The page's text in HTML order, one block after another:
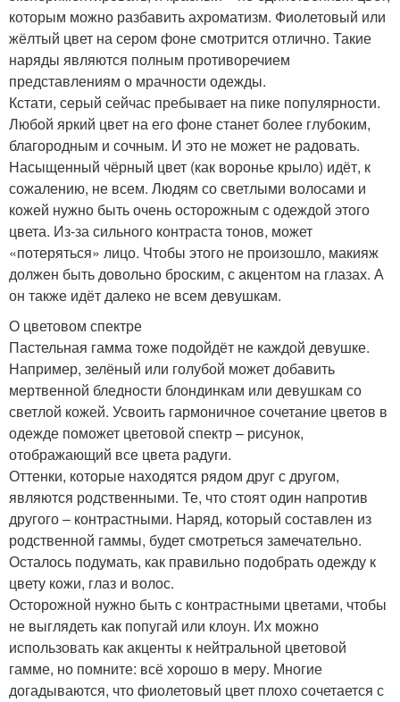
которым можно разбавить ахроматизм. Фиолетовый или
жёлтый цвет на сером фоне смотрится отлично. Такие
наряды являются полным противоречием
представлениям о мрачности одежды.
Кстати, серый сейчас пребывает на пике популярности.
Любой яркий цвет на его фоне станет более глубоким,
благородным и сочным. И это не может не радовать.
Насыщенный чёрный цвет (как воронье крыло) идёт, к
сожалению, не всем. Людям со светлыми волосами и
кожей нужно быть очень осторожным с одеждой этого
цвета. Из-за сильного контраста тонов, может
«потеряться» лицо. Чтобы этого не произошло, макияж
должен быть довольно броским, с акцентом на глазах. А
он также идёт далеко не всем девушкам.
О цветовом спектре
Пастельная гамма тоже подойдёт не каждой девушке.
Например, зелёный или голубой может добавить
мертвенной бледности блондинкам или девушкам со
светлой кожей. Усвоить гармоничное сочетание цветов в
одежде поможет цветовой спектр – рисунок,
отображающий все цвета радуги.
Оттенки, которые находятся рядом друг с другом,
являются родственными. Те, что стоят один напротив
другого – контрастными. Наряд, который составлен из
родственной гаммы, будет смотреться замечательно.
Осталось подумать, как правильно подобрать одежду к
цвету кожи, глаз и волос.
Осторожной нужно быть с контрастными цветами, чтобы
не выглядеть как попугай или клоун. Их можно
использовать как акценты к нейтральной цветовой
гамме, но помните: всё хорошо в меру. Многие
догадываются, что фиолетовый цвет плохо сочетается с